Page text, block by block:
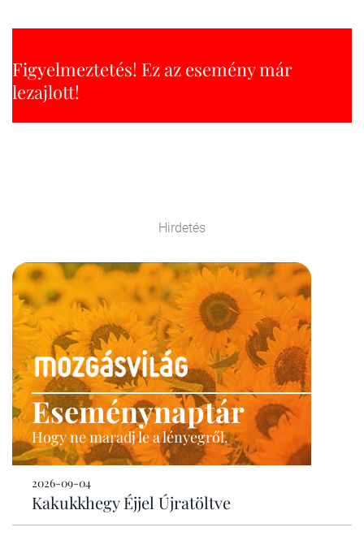
Figyelmeztetés! Ez az esemény már
lezajlott!
Hirdetés
Eseménynaptár
Hogy ne maradj le a lényegről.
2026-09-04
Kakukkhegy Éjjel Újratöltve